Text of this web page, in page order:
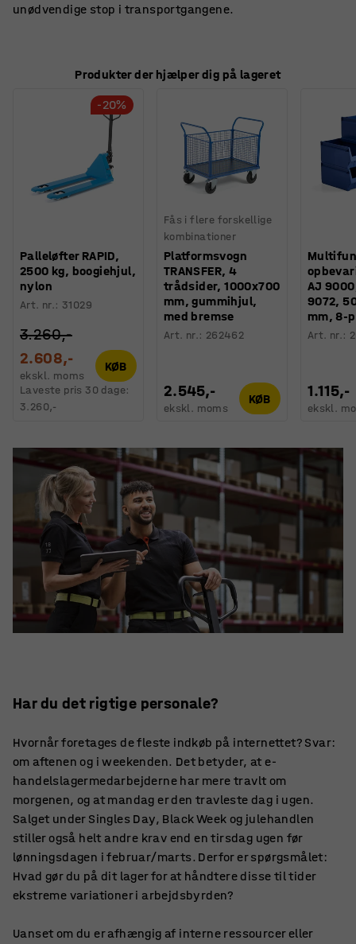
unødvendige stop i transportgangene.
Produkter der hjælper dig på lageret
-20%
Palleløfter RAPID,
2500 kg, boogiehjul,
nylon
Art. nr.: 31029
2.608,-
3.260,-
ekskl. moms
KØB
Laveste pris 30 dage:
3.260,-
Fås i flere forskellige
kombinationer
Platformsvogn
TRANSFER, 4
trådsider, 1000x700
mm, gummihjul,
med bremse
Art. nr.: 262462
2.545,-
ekskl. moms
KØB
AJ
9072,
mm, 8-
Art. nr.:
1.115,-
ekskl.
Har du det rigtige personale?
Hvornår foretages de fleste indkøb på internettet? Svar:
om aftenen og i weekenden. Det betyder, at e-
handelslagermedarbejderne har mere travlt om
morgenen, og at mandag er den travleste dag i ugen.
Salget under Singles Day, Black Week og julehandlen
stiller også helt andre krav end en tirsdag ugen før
lønningsdagen i februar/marts. Derfor er spørgsmålet:
Hvad gør du på dit lager for at håndtere disse til tider
ekstreme variationer i arbejdsbyrden?
Uanset om du er afhængig af interne ressourcer eller